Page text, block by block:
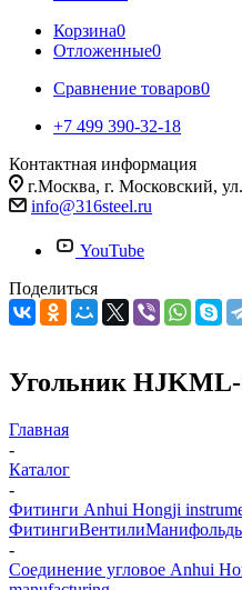
Корзина0
Отложенные0
Сравнение товаров0
+7 499 390-32-18
Контактная информация
г.Москва, г. Московский,
info@316steel.ru
YouTube
Поделиться
Угольник HJKML-
Главная
-
Каталог
-
Фитинги Anhui Hongji
ФитингиВентили
-
Соединение угловое Anhui